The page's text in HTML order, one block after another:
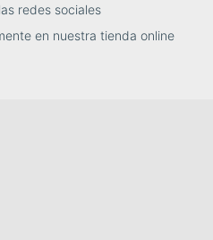
redes sociales
en nuestra tienda online